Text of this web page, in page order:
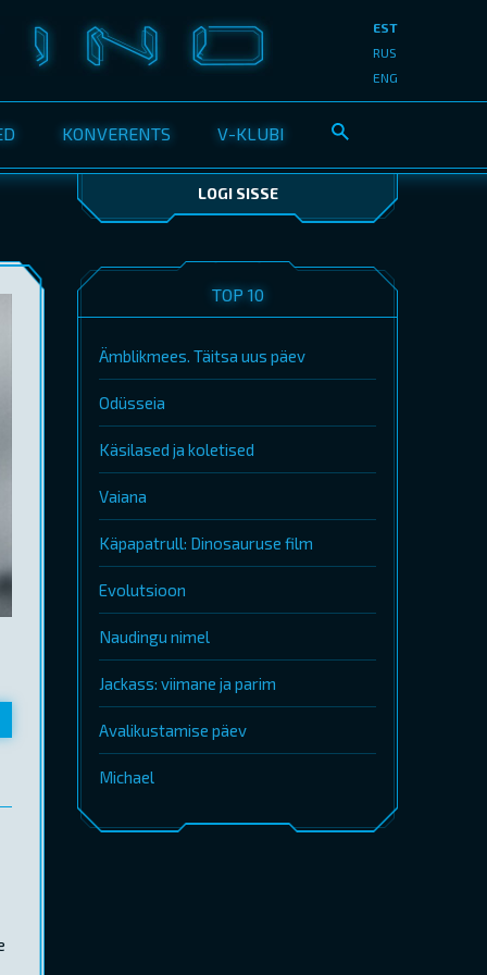
KONVERENTS V-KLUBI
EST
RUS
ENG
LOGI SISSE
TOP 10
Ämblikmees. Täitsa uus päev
Odüsseia
Käsilased ja koletised
Vaiana
Käpapatrull: Dinosauruse film
Evolutsioon
Naudingu nimel
Jackass: viimane ja parim
Avalikustamise päev
Michael